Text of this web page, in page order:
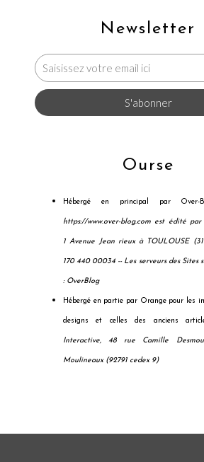
Newsletter
Ourse
Hébergé en principal par Over-
https://www.over-blog.com est édité
1 Avenue Jean rieux à TOULOUSE
170 440 00034 -- Les serveurs des Sites
: OverBlog
Hébergé en partie par Orange pour les
designs et celles des anciens
Interactive, 48 rue Camille
Moulineaux (92791 cedex 9)